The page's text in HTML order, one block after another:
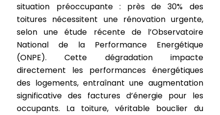
situation préoccupante : près de 30% des
toitures nécessitent une rénovation urgente,
selon une étude récente de l’Observatoire
National de la Performance Energétique
(ONPE). Cette dégradation impacte
directement les performances énergétiques
des logements, entraînant une augmentation
significative des factures d’énergie pour les
occupants. La toiture, véritable bouclier du